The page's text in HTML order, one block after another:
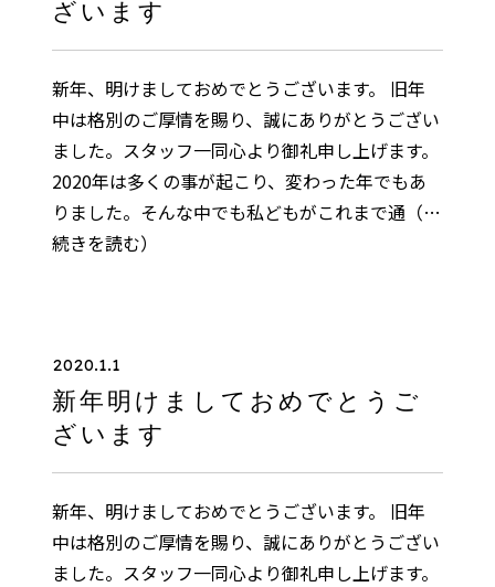
ざいます
新年、明けましておめでとうございます。 旧年
中は格別のご厚情を賜り、誠にありがとうござい
ました。スタッフ一同心より御礼申し上げます。
2020年は多くの事が起こり、変わった年でもあ
りました。そんな中でも私どもがこれまで通 （…
続きを読む）
2020.1.1
新年明けましておめでとうご
ざいます
新年、明けましておめでとうございます。 旧年
中は格別のご厚情を賜り、誠にありがとうござい
ました。スタッフ一同心より御礼申し上げます。